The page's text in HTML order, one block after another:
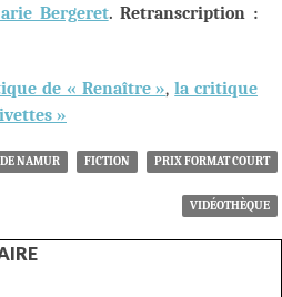
Bergeret. Retranscription :
de « Renaître »,la critique
»
NAMUR FICTION PRIX FORMAT COURT
VIDÉOTHÈQUE